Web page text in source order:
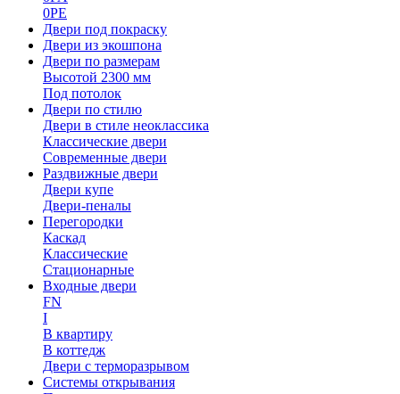
0PE
Двери под покраску
Двери из экошпона
Двери по размерам
Высотой 2300 мм
Под потолок
Двери по стилю
Двери в стиле неоклассика
Классические двери
Современные двери
Раздвижные двери
Двери купе
Двери-пеналы
Перегородки
Каскад
Классические
Стационарные
Входные двери
FN
I
В квартиру
В коттедж
Двери с терморазрывом
Системы открывания